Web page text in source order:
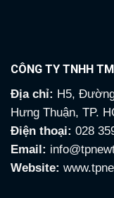
CÔNG TY TNHH
Địa chỉ: H5,
Hưng Thuận, TP.
Điện thoại: 028
Email:
Website: